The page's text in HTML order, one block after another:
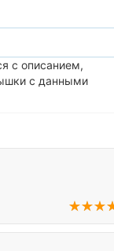
с описанием,
с данными